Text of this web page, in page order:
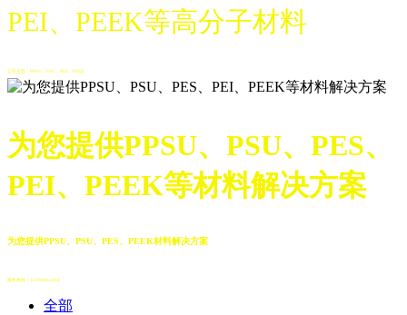
PEI、PEEK等高分子材料
公司主营：PPSU、PSU、PES、PEEK
为您提供PPSU、PSU、PES、
PEI、PEEK等材料解决方案
为您提供PPSU、PSU、PES、PEEK材料解决方案
服务热线：13208082088
全部